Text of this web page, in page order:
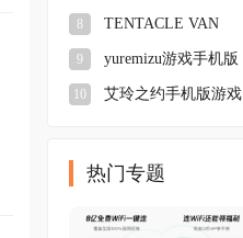
8 TENTACLE VAN
9 yuremizu游戏手机版
10 艾玲之约手机版游戏
热门专题